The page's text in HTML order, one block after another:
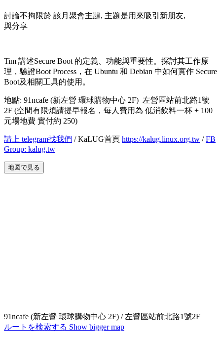
討論不拘限於 該月聚會主題, 主題是用來吸引新朋友,
與分享
Tim 講述Secure Boot 的定義、功能與重要性。探討其工作原
理，驗證Boot Process，在 Ubuntu 和 Debian 中如何實作 Secure
Boot及相關工具的使用。
地點: 91ncafe (新左營 環球購物中心 2F) 左營區站前北路1號
2F (空間有限煩請提早報名，每人費用為 低消飲料一杯 + 100
元場地費 實付約 250)
請上 telegram找我們 / KaLUG首頁 https://kalug.linux.org.tw /FB
Group: kalug.tw
地図で見る
91ncafe (新左營 環球購物中心 2F) / 左營區站前北路1號2F
ルートを検索する Show bigger map